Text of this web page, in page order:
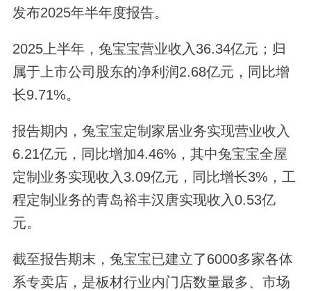
发布2025年半年度报告。
2025上半年，兔宝宝营业收入36.34亿元；归
属于上市公司股东的净利润2.68亿元，同比增
长9.71%。
报告期内，兔宝宝定制家居业务实现营业收入
6.21亿元，同比增加4.46%，其中兔宝宝全屋
定制业务实现收入3.09亿元，同比增长3%，工
程定制业务的青岛裕丰汉唐实现收入0.53亿
元。
截至报告期末，兔宝宝已建立了6000多家各体
系专卖店，是板材行业内门店数量最多、市场